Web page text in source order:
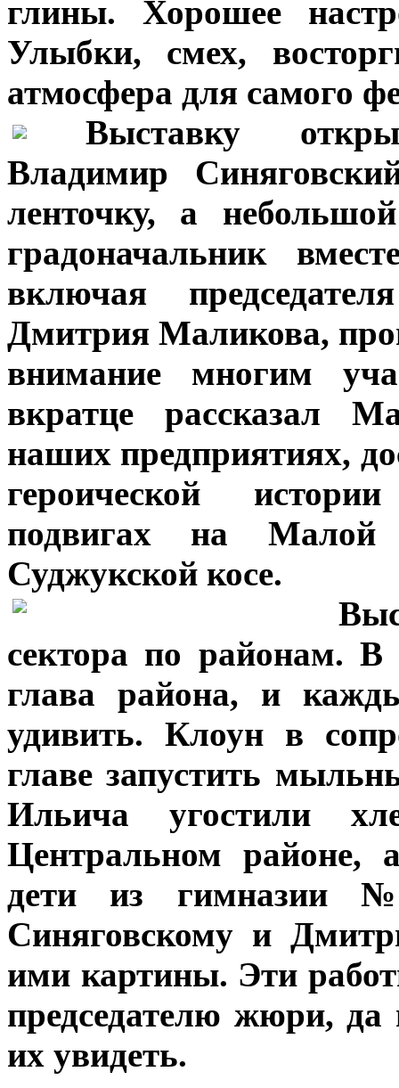
глины. Хорошее
Улыбки, смех,
атмосфера для самого
Выставку
Владимир
ленточку, а
градоначальник
включая
Дмитрия Маликова,
внимание многим
вкратце рассказал
наших предприятиях,
героической
подвигах на
Суджукской косе.
сектора по районам. В
глава района, и
удивить. Клоун в
главе запустить
Ильича угостили
Центральном районе,
дети из гимназии
Синяговскому и
ими картины. Эти
председателю жюри,
их увидеть.